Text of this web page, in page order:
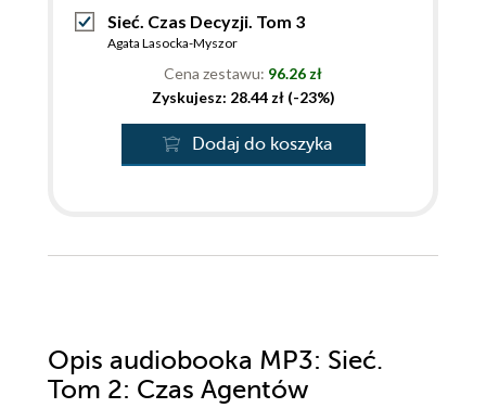
Sieć. Czas Decyzji. Tom 3
Agata Lasocka-Myszor
Cena zestawu: 96.26 zł
Zyskujesz: 28.44 zł (-23%)
Dodaj do koszyka
Opis audiobooka MP3: Sieć.
Tom 2: Czas Agentów